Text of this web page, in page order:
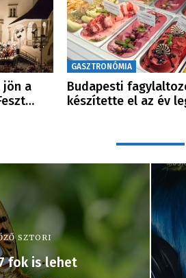
jön a
GASZTRONÓMIA
Budapesti
készítette el az év
SZTORI
fok is lehet